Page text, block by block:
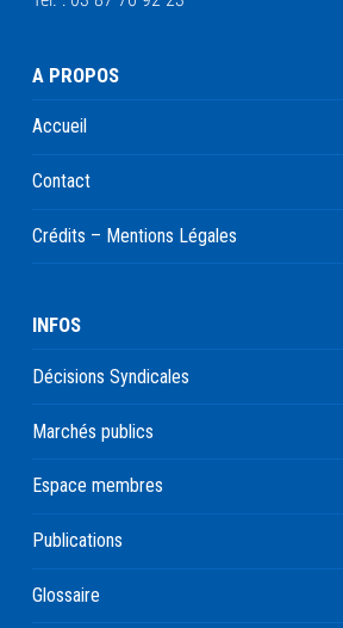
A PROPOS
Accueil
Contact
Crédits – Mentions Légales
INFOS
Décisions Syndicales
Marchés publics
Espace membres
Publications
Glossaire